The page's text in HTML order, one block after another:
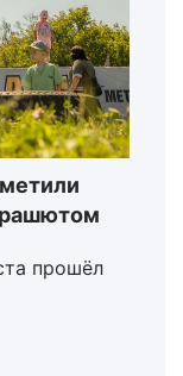
прошёл